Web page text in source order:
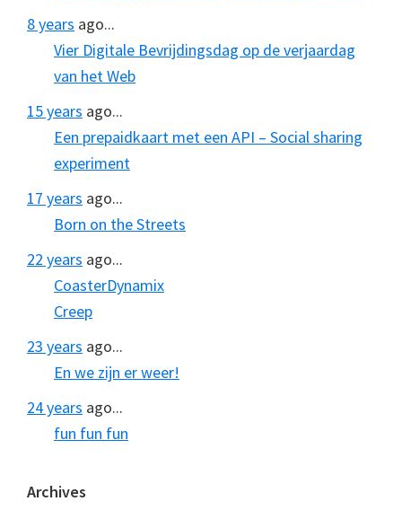
8 years ago...
Vier Digitale Bevrijdingsdag op de verjaardag
van het Web
15 years ago...
Een prepaidkaart met een API – Social sharing
experiment
17 years ago...
Born on the Streets
22 years ago...
CoasterDynamix
Creep
23 years ago...
En we zijn er weer!
24 years ago...
fun fun fun
Archives